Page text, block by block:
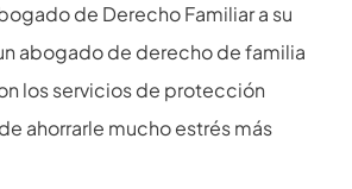
de Derecho Familiar a su
abogado de derecho de familia
los servicios de protección
ahorrarle mucho estrés más